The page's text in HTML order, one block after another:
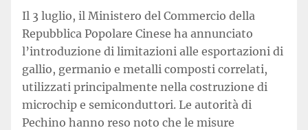
Il 3 luglio, il Ministero del Commercio della
Repubblica Popolare Cinese ha annunciato
l’introduzione di limitazioni alle esportazioni di
gallio, germanio e metalli composti correlati,
utilizzati principalmente nella costruzione di
microchip e semiconduttori. Le autorità di
Pechino hanno reso noto che le misure